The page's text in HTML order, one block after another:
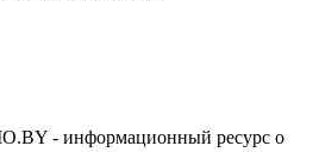
- информационный ресурс о